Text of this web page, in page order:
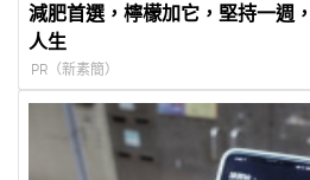
減肥首選，檸檬加它，堅持一週
人生
PR（新素簡）